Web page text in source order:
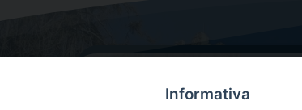
Informativa